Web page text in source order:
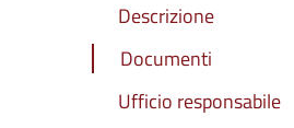
Descrizione
Documenti
Ufficio responsabile